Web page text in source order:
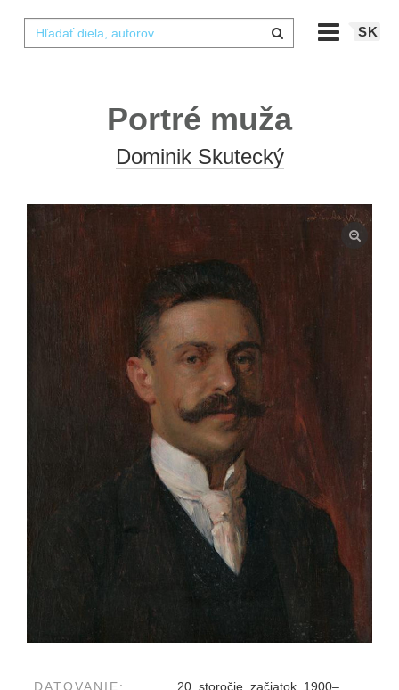
SK
Portré muža
Dominik Skutecký
DATOVANIE:
20. storočie, začiatok, 1900–